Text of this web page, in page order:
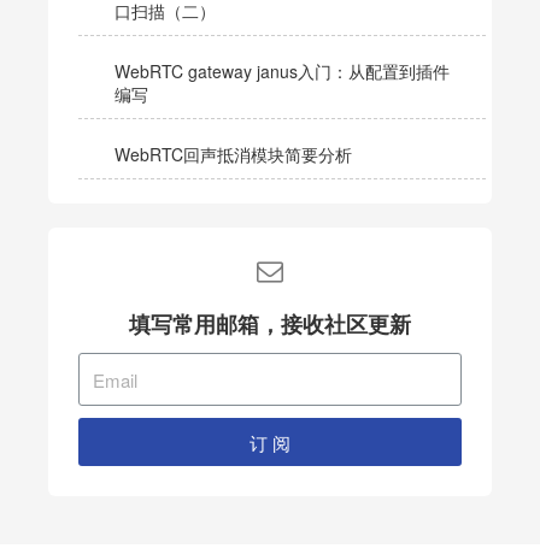
口扫描（二）
WebRTC gateway janus入门：从配置到插件
编写
WebRTC回声抵消模块简要分析
填写常用邮箱，接收社区更新
订 阅